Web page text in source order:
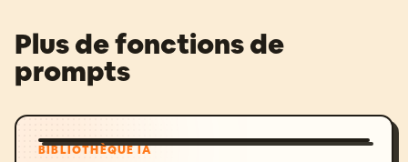
Plus de fonctions de
prompts
BIBLIOTHÈQUE IA